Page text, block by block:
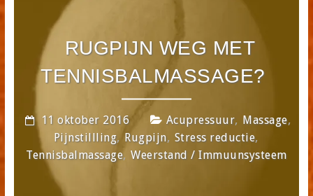
RUGPIJN WEG MET
TENNISBALMASSAGE?
11 oktober 2016 Acupressuur, Massage,
Pijnstillling, Rugpijn, Stress reductie,
Tennisbalmassage,Weerstand / Immuunsysteem